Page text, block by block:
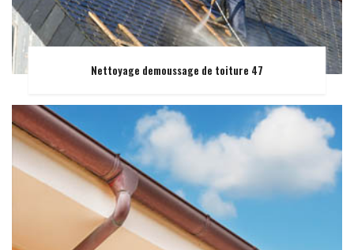
Nettoyage demoussage de toiture 47